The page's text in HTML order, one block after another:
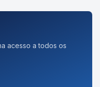
acesso a todos os